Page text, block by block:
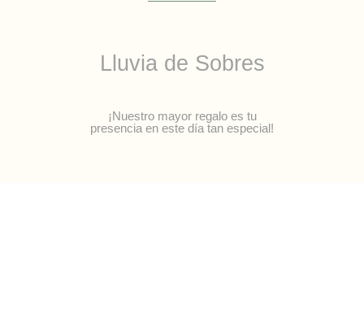
Lluvia de Sobres
¡Nuestro mayor regalo es tu
presencia en este día tan especial!